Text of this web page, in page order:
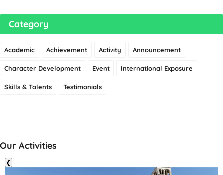
Category
Academic Achievement Activity Announcement
Character Development Event International Exposure
Skills & Talents Testimonials
Our Activities
❮